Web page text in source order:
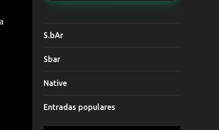
S.bAr
Sbar
Native
Entradas populares